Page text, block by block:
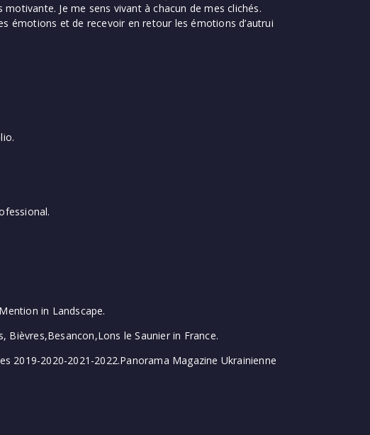
Je me sens vivant à chacun de mes clichés.
émotions et de recevoir en retour les émotions d’autrui
in Landscape.
Bièvres,Besancon,Lons le Saunier in France.
2019-2020-2021-2022.Panorama Magazine Ukrainienne